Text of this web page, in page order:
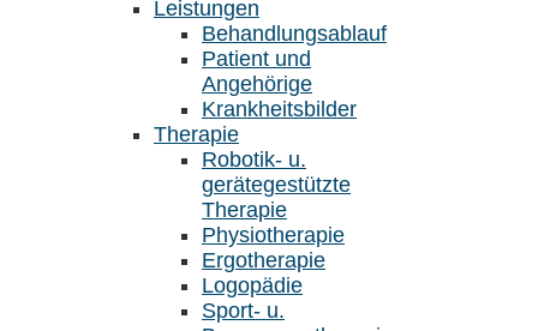
Leistungen
Behandlungsablauf
Patient und
Angehörige
Krankheitsbilder
Therapie
Robotik- u.
gerätegestützte
Therapie
Physiotherapie
Ergotherapie
Logopädie
Sport- u.